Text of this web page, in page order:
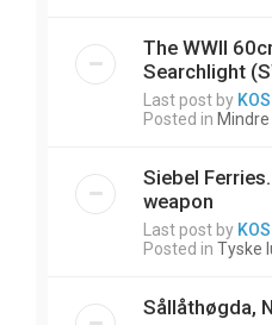
The WWII
Searchlight
Last post by KOS
Posted in
Siebel
weapon
Last post by KOS
Posted in Tyske
Sållåthøgda,